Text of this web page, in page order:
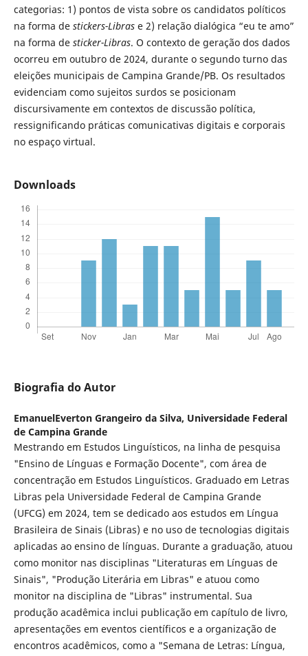
categorias: 1) pontos de vista sobre os candidatos políticos
na forma de stickers-Libras e 2) relação dialógica “eu te amo”
na forma de sticker-Libras. O contexto de geração dos dados
ocorreu em outubro de 2024, durante o segundo turno das
eleições municipais de Campina Grande/PB. Os resultados
evidenciam como sujeitos surdos se posicionam
discursivamente em contextos de discussão política,
ressignificando práticas comunicativas digitais e corporais
no espaço virtual.
Downloads
Biografia do Autor
EmanuelEverton Grangeiro da Silva, Universidade Federal
de Campina Grande
Mestrando em Estudos Linguísticos, na linha de pesquisa
"Ensino de Línguas e Formação Docente", com área de
concentração em Estudos Linguísticos. Graduado em Letras
Libras pela Universidade Federal de Campina Grande
(UFCG) em 2024, tem se dedicado aos estudos em Língua
Brasileira de Sinais (Libras) e no uso de tecnologias digitais
aplicadas ao ensino de línguas. Durante a graduação, atuou
como monitor nas disciplinas "Literaturas em Línguas de
Sinais", "Produção Literária em Libras" e atuou como
monitor na disciplina de "Libras" instrumental. Sua
produção acadêmica inclui publicação em capítulo de livro,
apresentações em eventos científicos e a organização de
encontros acadêmicos, como a "Semana de Letras: Língua,